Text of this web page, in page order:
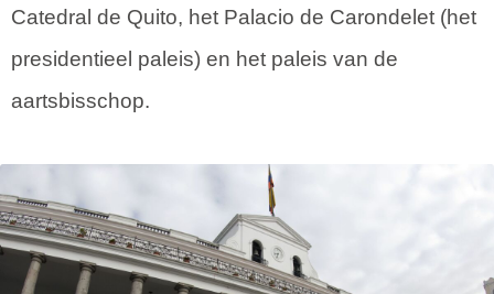
Catedral de Quito, het Palacio de Carondelet (het
presidentieel paleis) en het paleis van de
aartsbisschop.